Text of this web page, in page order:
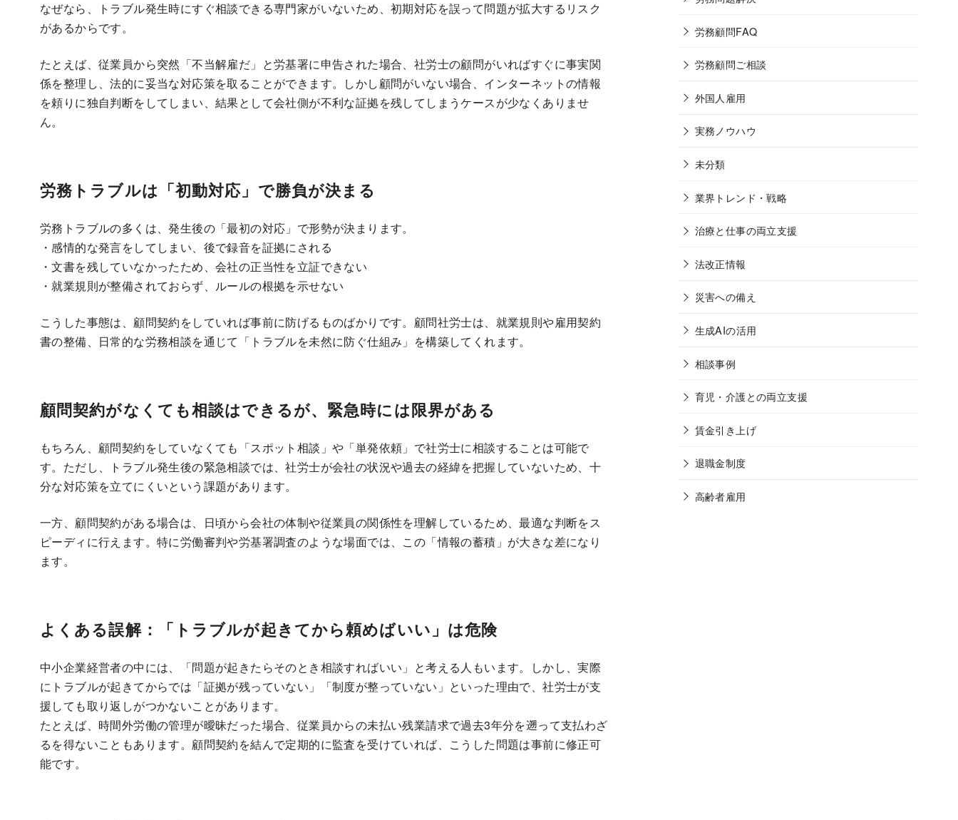
なぜなら、トラブル発生時にすぐ相談できる専門家がいないため、初期対応を誤って問題が拡大するリスク
があるからです。
たとえば、従業員から突然「不当解雇だ」と労基署に申告された場合、社労士の顧問がいればすぐに事実関
係を整理し、法的に妥当な対応策を取ることができます。しかし顧問がいない場合、インターネットの情報
を頼りに独自判断をしてしまい、結果として会社側が不利な証拠を残してしまうケースが少なくありませ
ん。
労務トラブルは「初動対応」で勝負が決まる
労務トラブルの多くは、発生後の「最初の対応」で形勢が決まります。
・感情的な発言をしてしまい、後で録音を証拠にされる
・文書を残していなかったため、会社の正当性を立証できない
・就業規則が整備されておらず、ルールの根拠を示せない
こうした事態は、顧問契約をしていれば事前に防げるものばかりです。顧問社労士は、就業規則や雇用契約
書の整備、日常的な労務相談を通じて「トラブルを未然に防ぐ仕組み」を構築してくれます。
顧問契約がなくても相談はできるが、緊急時には限界がある
もちろん、顧問契約をしていなくても「スポット相談」や「単発依頼」で社労士に相談することは可能で
す。ただし、トラブル発生後の緊急相談では、社労士が会社の状況や過去の経緯を把握していないため、十
分な対応策を立てにくいという課題があります。
一方、顧問契約がある場合は、日頃から会社の体制や従業員の関係性を理解しているため、最適な判断をス
ピーディに行えます。特に労働審判や労基署調査のような場面では、この「情報の蓄積」が大きな差になり
ます。
よくある誤解：「トラブルが起きてから頼めばいい」は危険
中小企業経営者の中には、「問題が起きたらそのとき相談すればいい」と考える人もいます。しかし、実際
にトラブルが起きてからでは「証拠が残っていない」「制度が整っていない」といった理由で、社労士が支
援しても取り返しがつかないことがあります。
たとえば、時間外労働の管理が曖昧だった場合、従業員からの未払い残業請求で過去3年分を遡って支払わざ
るを得ないこともあります。顧問契約を結んで定期的に監査を受けていれば、こうした問題は事前に修正可
能です。
労務顧問FAQ
労務顧問ご相談
外国人雇用
実務ノウハウ
未分類
業界トレンド・戦略
治療と仕事の両立支援
法改正情報
災害への備え
生成AIの活用
相談事例
育児・介護との両立支援
賃金引き上げ
退職金制度
高齢者雇用